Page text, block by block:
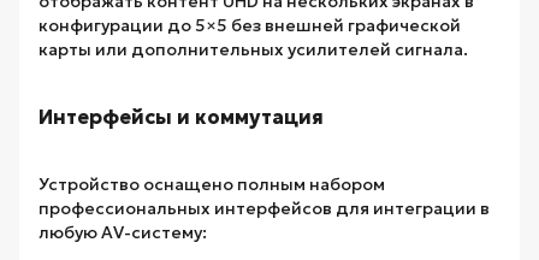
конфигурации до 5×5 без внешней графической
карты или дополнительных усилителей сигнала.
Интерфейсы и коммутация
Устройство оснащено полным набором
профессиональных интерфейсов для интеграции в
любую AV-систему: